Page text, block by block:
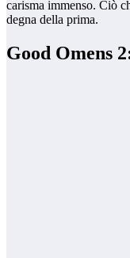
carisma immenso. Ciò
degna della prima.
Good Omens